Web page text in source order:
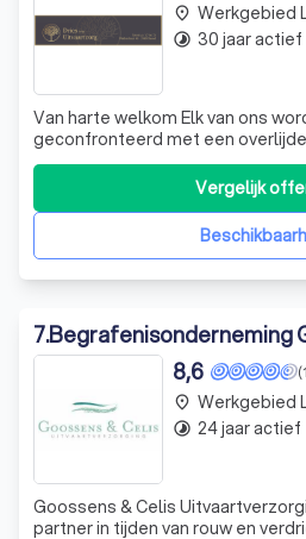
Van harte welkom Elk van ons
geconfronteerd met een overlijden. Wanneer u
wordt door het verlies van een
dat u beroep kunt doen op een
uitvaartonderneming die u in alle
Vergelijk
place Werkgebied
timelapse 30 jaar actief
7.Begrafenisonderneming
8,6
Goossens & Celis
partner in tijden van rouw en
place Werkgebied
timelapse 24 jaar actief